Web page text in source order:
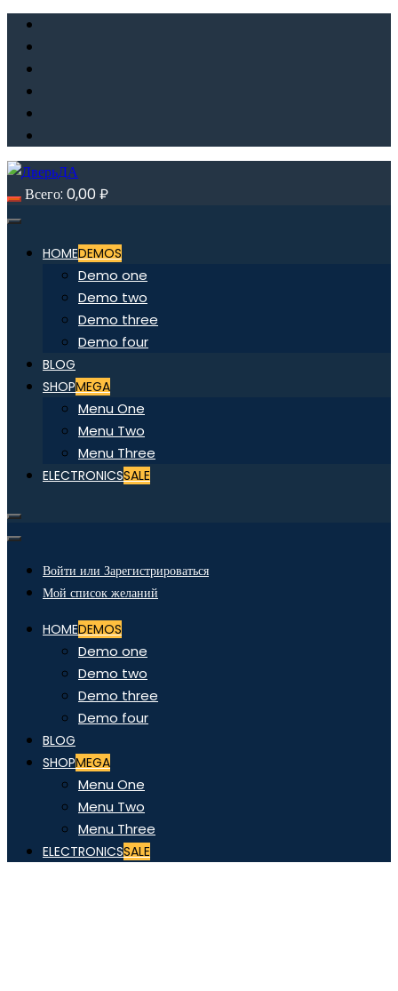
Всего: 0,00₽
HOMEDEMOS
Demo one
Demo two
Demo three
Demo four
BLOG
SHOPMEGA
Menu One
Menu Two
Menu Three
ELECTRONICSSALE
Войти или Зарегистрироваться
Мой список желаний
HOMEDEMOS
Demo one
Demo two
Demo three
Demo four
BLOG
SHOPMEGA
Menu One
Menu Two
Menu Three
ELECTRONICSSALE